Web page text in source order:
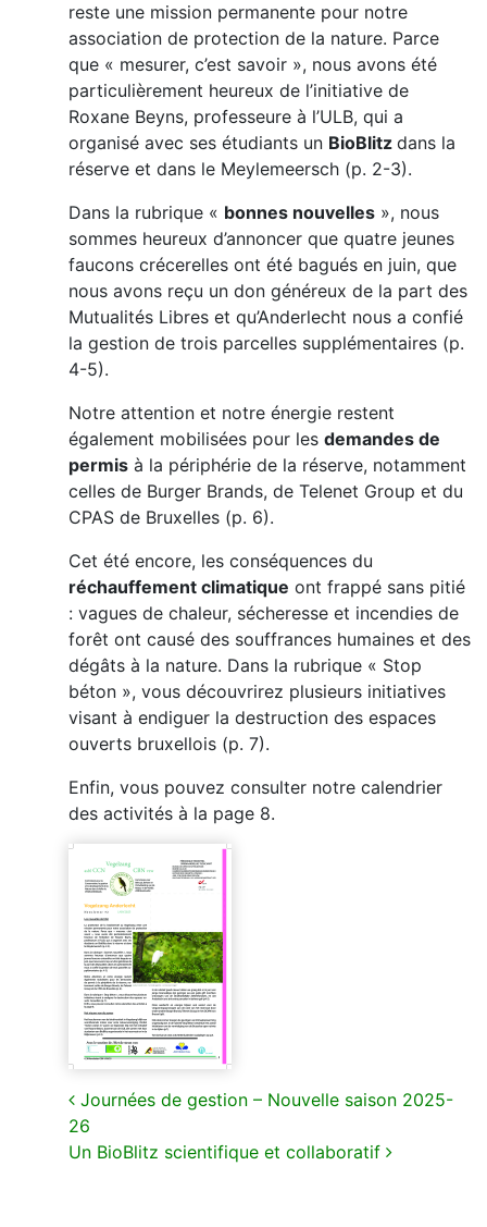
reste une mission permanente pour notre
association de protection de la nature. Parce
que « mesurer, c’est savoir », nous avons été
particulièrement heureux de l’initiative de
Roxane Beyns, professeure à l’ULB, qui a
organisé avec ses étudiants un BioBlitz dans la
réserve et dans le Meylemeersch (p. 2-3).
Dans la rubrique « bonnes nouvelles », nous
sommes heureux d’annoncer que quatre jeunes
faucons crécerelles ont été bagués en juin, que
nous avons reçu un don généreux de la part des
Mutualités Libres et qu’Anderlecht nous a confié
la gestion de trois parcelles supplémentaires (p.
4-5).
Notre attention et notre énergie restent
également mobilisées pour les demandes de
permis à la périphérie de la réserve, notamment
celles de Burger Brands, de Telenet Group et du
CPAS de Bruxelles (p. 6).
Cet été encore, les conséquences du
réchauffement climatique ont frappé sans pitié
: vagues de chaleur, sécheresse et incendies de
forêt ont causé des souffrances humaines et des
dégâts à la nature. Dans la rubrique « Stop
béton », vous découvrirez plusieurs initiatives
visant à endiguer la destruction des espaces
ouverts bruxellois (p. 7).
Enfin, vous pouvez consulter notre calendrier
des activités à la page 8.
Navigation
Journées de gestion – Nouvelle saison 2025-
26
Un BioBlitz scientifique et collaboratif